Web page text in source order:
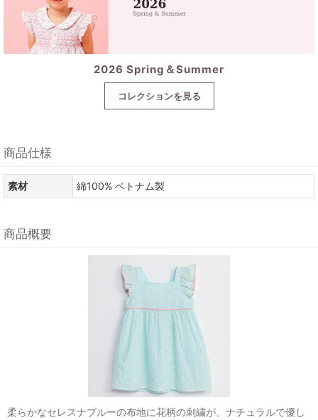
2026 Spring＆Summer
コレクションを見る
商品仕様
素材 綿100% ベトナム製
商品概要
柔らかなセレスナブルーの布地に花柄の刺繍が、ナチュラルで優し